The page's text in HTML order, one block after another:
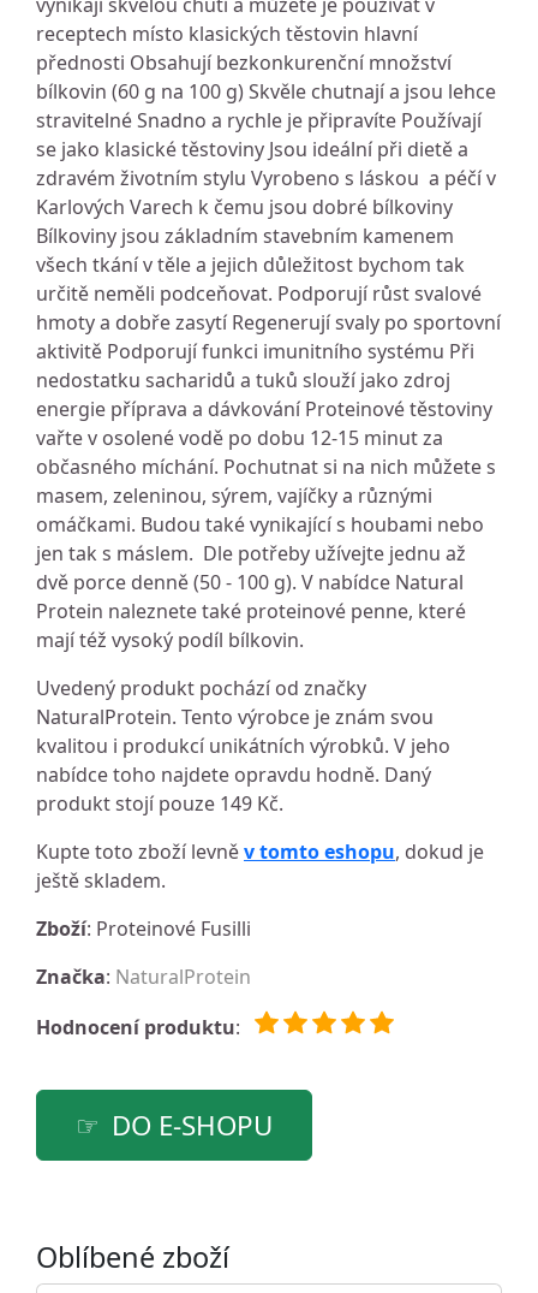
receptech místo klasických těstovin hlavní
přednosti Obsahují bezkonkurenční množství
bílkovin (60 g na 100 g) Skvěle chutnají a jsou lehce
stravitelné Snadno a rychle je připravíte Používají
se jako klasické těstoviny Jsou ideální při dietě a
zdravém životním stylu Vyrobeno s láskou a péčí v
Karlových Varech k čemu jsou dobré bílkoviny
Bílkoviny jsou základním stavebním kamenem
všech tkání v těle a jejich důležitost bychom tak
určitě neměli podceňovat. Podporují růst svalové
hmoty a dobře zasytí Regenerují svaly po sportovní
aktivitě Podporují funkci imunitního systému Při
nedostatku sacharidů a tuků slouží jako zdroj
energie příprava a dávkování Proteinové těstoviny
vařte v osolené vodě po dobu 12-15 minut za
občasného míchání. Pochutnat si na nich můžete s
masem, zeleninou, sýrem, vajíčky a různými
omáčkami. Budou také vynikající s houbami nebo
jen tak s máslem. Dle potřeby užívejte jednu až
dvě porce denně (50 - 100 g). V nabídce Natural
Protein naleznete také proteinové penne, které
mají též vysoký podíl bílkovin.
Uvedený produkt pochází od značky
NaturalProtein. Tento výrobce je znám svou
kvalitou i produkcí unikátních výrobků. V jeho
nabídce toho najdete opravdu hodně. Daný
produkt stojí pouze 149 Kč.
Kupte toto zboží levněv tomto eshopu, dokud je
ještě skladem.
Zboží: Proteinové Fusilli
Značka: NaturalProtein
Hodnocení produktu:
DO E-SHOPU
Oblíbené zboží